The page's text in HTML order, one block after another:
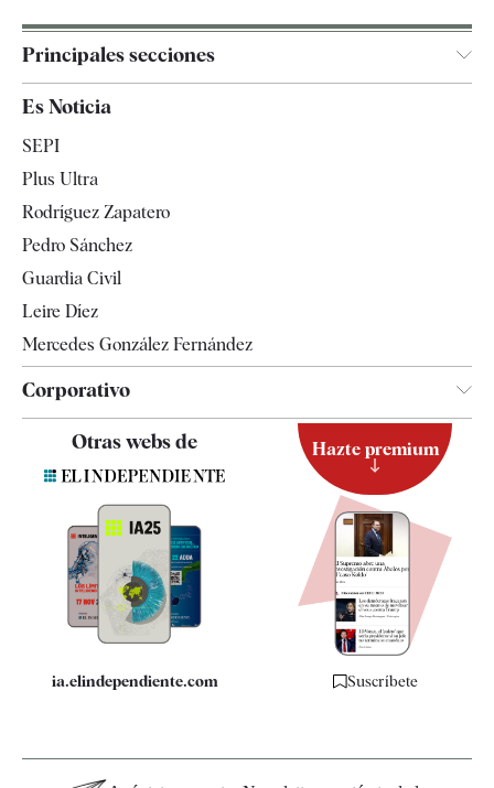
Principales secciones
España
Televisión
Es Noticia
SEPI
Plus Ultra
Rodríguez Zapatero
Pedro Sánchez
Guardia Civil
Leire Díez
Mercedes González Fernández
Corporativo
Contacto
Quiénes somos
Especificaciones
Otras webs de
ia.elindependiente.com
Hazte premium
Suscríbete